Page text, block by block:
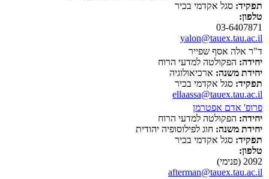
תפקיד: סגל אקדמי בכיר
טלפון:
03-6407871
yalon@tauex.tau.ac.il
ד"ר אלה אסף שפייר
יחידה: הפקולטה למדעי הרוח
יחידת משנה: ארכיאולוגיה
תפקיד: סגל אקדמי בכיר
ellaassa@tauex.tau.ac.il
פרופ' אדם אפטרמן
יחידה: הפקולטה למדעי הרוח
יחידת משנה: חוג לפילוסופיה יהודית
תפקיד: סגל אקדמי בכיר
טלפון:
2092 (פנימי)
afterman@tauex.tau.ac.il